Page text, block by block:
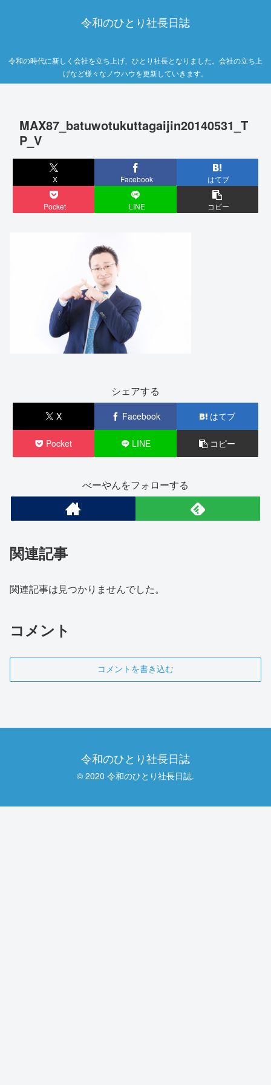
令和のひとり社長日誌
令和の時代に新しく会社を立ち上げ、ひとり社長となりました。会社の立ち上
げなど様々なノウハウを更新していきます。
MAX87_batuwotukuttagaijin20140531_T
P_V
X Facebook はてブ
Pocket LINE コピー
シェアする
X Facebook はてブ
Pocket LINE コピー
べーやんをフォローする
関連記事
関連記事は見つかりませんでした。
コメント
コメントを書き込む
令和のひとり社長日誌
© 2020 令和のひとり社長日誌.